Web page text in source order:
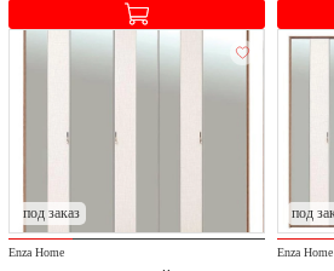
под заказ
Enza Home
под
Enza Home